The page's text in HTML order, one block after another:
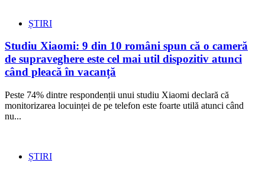
ȘTIRI
Studiu Xiaomi: 9 din 10 români spun că o cameră
de supraveghere este cel mai util dispozitiv atunci
când pleacă în vacanță
Peste 74% dintre respondenții unui studiu Xiaomi declară că
monitorizarea locuinței de pe telefon este foarte utilă atunci când
nu...
ȘTIRI